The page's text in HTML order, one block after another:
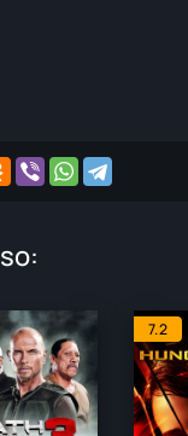
7.2